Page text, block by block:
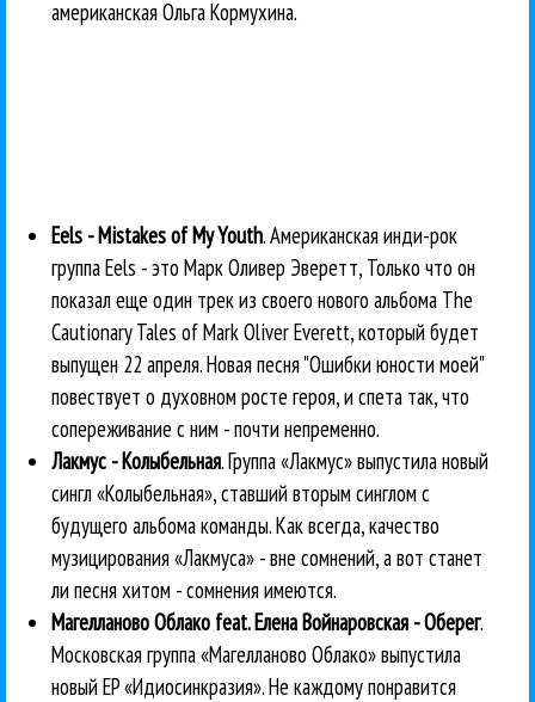
американская Ольга Кормухина.
Eels - Mistakes of My Youth. Американская инди-рок
группа Eels - это Марк Оливер Эверетт, Только что он
показал еще один трек из своего нового альбома The
Cautionary Tales of Mark Oliver Everett, который будет
выпущен 22 апреля. Новая песня "Ошибки юности моей"
повествует о духовном росте героя, и спета так, что
сопереживание с ним - почти непременно.
Лакмус - Колыбельная. Группа «Лакмус» выпустила новый
сингл «Колыбельная», ставший вторым синглом с
будущего альбома команды. Как всегда, качество
музицирования «Лакмуса» - вне сомнений, а вот станет
ли песня хитом - сомнения имеются.
Магелланово Облако feat. Елена Войнаровская - Оберег.
Московская группа «Магелланово Облако» выпустила
новый EP «Идиосинкразия». Не каждому понравится